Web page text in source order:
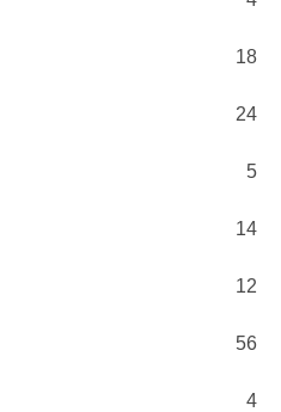
18
24
5
14
12
56
4